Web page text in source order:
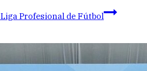
Liga Profesional de Fútbol